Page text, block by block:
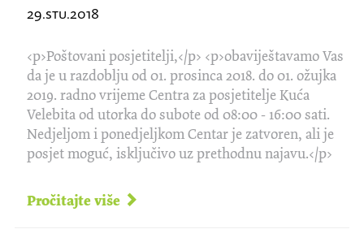
29.stu.2018
<p>Poštovani posjetitelji,</p> <p>obaviještavamo Vas
da je u razdoblju od 01. prosinca 2018. do 01. ožujka
2019. radno vrijeme Centra za posjetitelje Kuća
Velebita od utorka do subote od 08:00 - 16:00 sati.
Nedjeljom i ponedjeljkom Centar je zatvoren, ali je
posjet moguć, isključivo uz prethodnu najavu.</p>
Pročitajte više